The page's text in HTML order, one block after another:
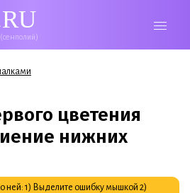
цветения
нижних
ней: 1) Выделите ошибку мышкой 2)